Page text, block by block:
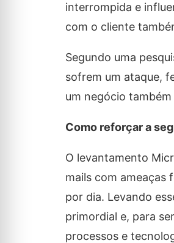
interrompida e
com o cliente
Segundo uma
sofrem um ataque,
um negócio
Como reforçar a
O levantamento
mails com ameaças
por dia. Levando
primordial e, para
processos e